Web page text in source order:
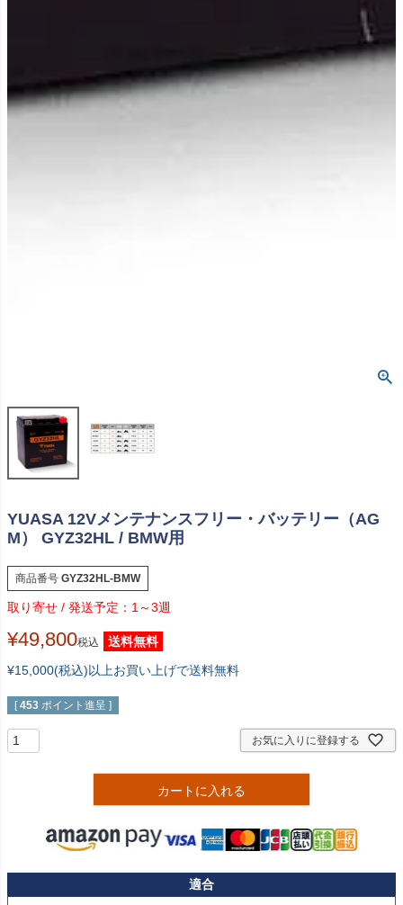
YUASA 12Vメンテナンスフリー・バッテリー（AG
M） GYZ32HL / BMW用
商品番号 GYZ32HL-BMW
1～3週
¥49,800税込
送料無料
¥15,000(税込)以上お買い上げで送料無料
[ 453 ポイント進呈 ]
お気に入りに登録する
カートに入れる
適合